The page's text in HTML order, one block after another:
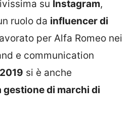
su Instagram,
ruolo da influencer di
per Alfa Romeo nei
e communication
2019 si è anche
gestione di marchi di